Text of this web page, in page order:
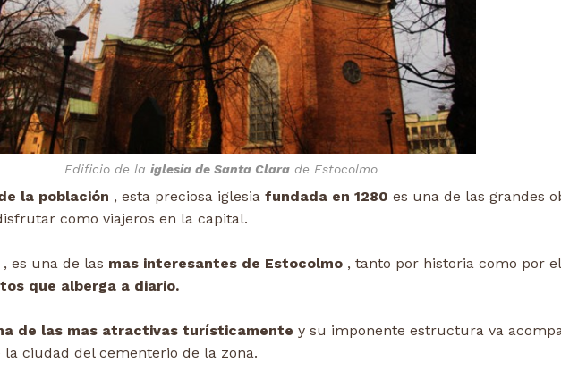
Edificio de la iglesia de Santa Clarade Estocolmo
la población , esta preciosa iglesia fundada en 1280 es una de las grandes
como viajeros en la capital.
, es una de las mas interesantes de Estocolmo , tanto por historia como por el
que alberga a diario.
de las mas atractivas turísticamente y su imponente estructura va
ciudad del cementerio de la zona.